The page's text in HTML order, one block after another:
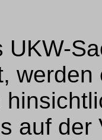
UKW-
auf